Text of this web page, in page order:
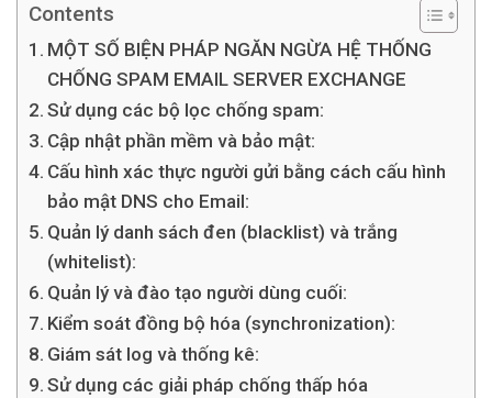
Contents
MỘT SỐ BIỆN PHÁP NGĂN NGỪA HỆ THỐNG
CHỐNG SPAM EMAIL SERVER EXCHANGE
Sử dụng các bộ lọc chống spam:
Cập nhật phần mềm và bảo mật:
Cấu hình xác thực người gửi bằng cách cấu hình
bảo mật DNS cho Email:
Quản lý danh sách đen (blacklist) và trắng
(whitelist):
Quản lý và đào tạo người dùng cuối:
Kiểm soát đồng bộ hóa (synchronization):
Giám sát log và thống kê:
Sử dụng các giải pháp chống thấp hóa